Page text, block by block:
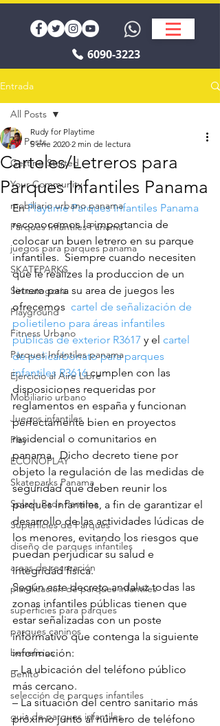
6090-3223
Entrada
All Posts
Getting Started
Your Community
mobiliario urbano panama
Parques Infantiles Panamá
juegos para parques panama
SKATEPARKS
Sin categoría
Playground
Fitness Urbano
Parques Infantiles panama
Ejercicio al Aire Libre
Mobiliario urbano
Juegos infantiles
Play
ECONOPLAY
Skateparks Panama
Splash Pads Panama
Superficies de Parques
diseño de parques infantiles
areas de recreación
planificacion de parques infantiles
superficies para parques
parques caninos
beneficios
Benito
selección de parques infantiles
guia de parques infantiles
All Posts
Carteles/Letreros para
Parques Infantiles Panama
Rudy for Playtime
5 ene 2020 2 min de lectura
En Playtime Parques Infantiles Panama
reconocemos la importancia de
colocar un buen letrero en su parque
infantiles.  Siempre cuando necesiten
que le realizes la produccion de un
letrero para su area de juegos les
ofrecemos cartel de señalización de
polietileno para áreas infantiles
públicas de exterior R3617 y el cartel
de policarbonato para parques
infantiles R3616 cumplen con las
disposiciones requeridas por
reglamentos en españa y funcionan
perfectamente bien en proyectos
residencial o comunitarios en
panama.  Dicho decreto tiene por
objeto la regulación de las medidas de
seguridad que deben reunir los
parques infantiles, a fin de garantizar el
desarrollo de las actividades lúdicas de
los menores, evitando los riesgos que
puedan perjudicar su salud e
integridad física.
Según este decreto andaluz todas las
zonas infantiles públicas tienen que
estar señalizadas con un poste
informativo que contenga la siguiente
información:
– La ubicación del teléfono público
más cercano.
– La situación del centro sanitario más
próximo junto al número de teléfono